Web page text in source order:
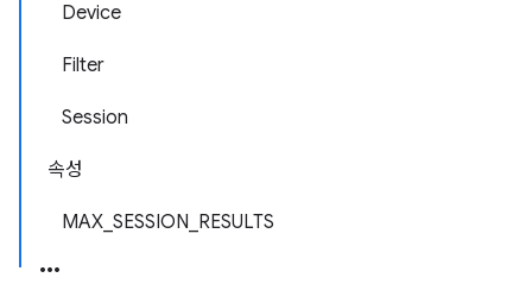
Device
Filter
Session
속성
MAX_SESSION_RESULTS